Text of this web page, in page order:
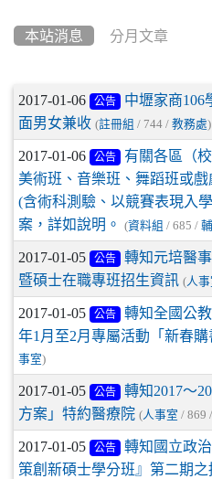
本站消息 分月文章
文章列表
2017-01-06 公告
中壢家商106
面男女兼收 (註冊組 / 744 / 教務處)
2017-01-06 公告
有關各區（
美術班、音樂班、舞蹈班或
(含術科測驗、以競賽表現入
案，詳如說明。
(資料組 / 685 /
2017-01-05 公告
轉知元培醫
暨碩士在職專班招生資訊 (人事
2017-01-05 公告
轉知全國公
年1月至2月專屬活動「新春
事室)
2017-01-05 公告
轉知2017～
方案」特約醫療院 (人事室 / 869 /
2017-01-05 公告
轉知國立政
策創新碩士學分班』第二期之